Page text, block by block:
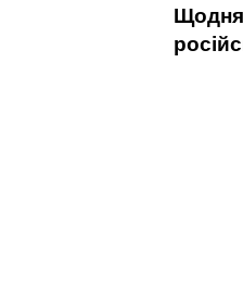
Щодня